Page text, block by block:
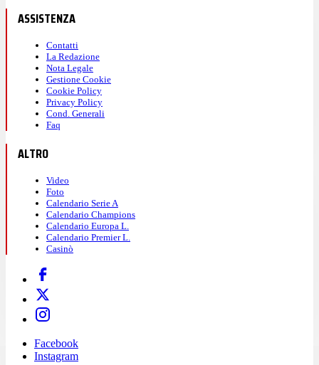
ASSISTENZA
Contatti
La Redazione
Nota Legale
Gestione Cookie
Cookie Policy
Privacy Policy
Cond. Generali
Faq
ALTRO
Video
Foto
Calendario Serie A
Calendario Champions
Calendario Europa L.
Calendario Premier L.
Casinò
Facebook
Instagram